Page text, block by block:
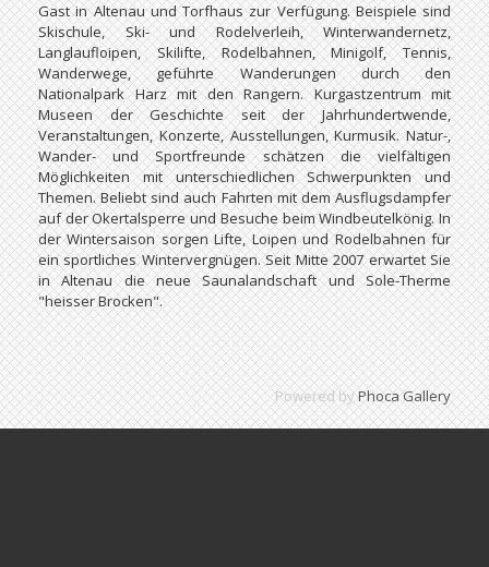
Gast in Altenau und Torfhaus zur Verfügung. Beispiele sind
Skischule, Ski- und Rodelverleih, Winterwandernetz,
Langlaufloipen, Skilifte, Rodelbahnen, Minigolf, Tennis,
Wanderwege, geführte Wanderungen durch den
Nationalpark Harz mit den Rangern. Kurgastzentrum mit
Museen der Geschichte seit der Jahrhundertwende,
Veranstaltungen, Konzerte, Ausstellungen, Kurmusik. Natur-,
Wander- und Sportfreunde schätzen die vielfältigen
Möglichkeiten mit unterschiedlichen Schwerpunkten und
Themen. Beliebt sind auch Fahrten mit dem Ausflugsdampfer
auf der Okertalsperre und Besuche beim Windbeutelkönig. In
der Wintersaison sorgen Lifte, Loipen und Rodelbahnen für
ein sportliches Wintervergnügen. Seit Mitte 2007 erwartet Sie
in Altenau die neue Saunalandschaft und Sole-Therme
"heisser Brocken".
Powered by Phoca Gallery